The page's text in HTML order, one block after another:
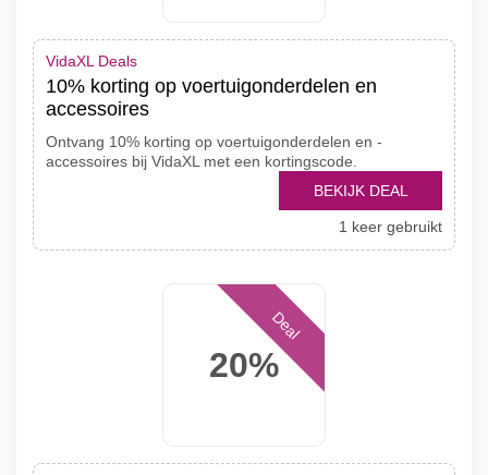
VidaXL Deals
10% korting op voertuigonderdelen en
accessoires
Ontvang 10% korting op voertuigonderdelen en -
accessoires bij VidaXL met een kortingscode.
BEKIJK DEAL
1 keer gebruikt
20%
Deal